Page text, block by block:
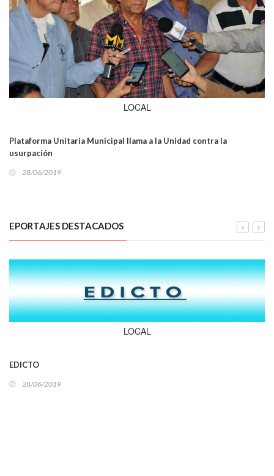
LOCAL
Plataforma Unitaria Municipal llama a la Unidad contra la
usurpación
28/06/2019
EPORTAJES DESTACADOS
LOCAL
EDICTO
28/06/2019